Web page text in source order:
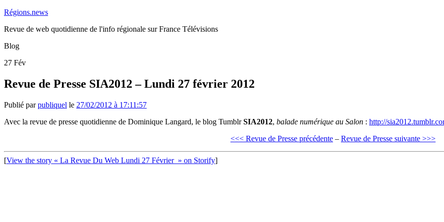
Régions.news
Revue de web quotidienne de l'info régionale sur France Télévisions
Blog
27 Fév
Revue de Presse SIA2012 – Lundi 27 février 2012
Publié parpubliquel le 27/02/2012 à 17:11:57
Avec la revue de presse quotidienne de Dominique Langard, le blog TumblrSIA2012, balade numérique au Salon : http://
<<< Revue de Presse précédente – Revue de Presse suivante >>>
[View the story « La Revue Du Web Lundi 27 Février » on Storify]